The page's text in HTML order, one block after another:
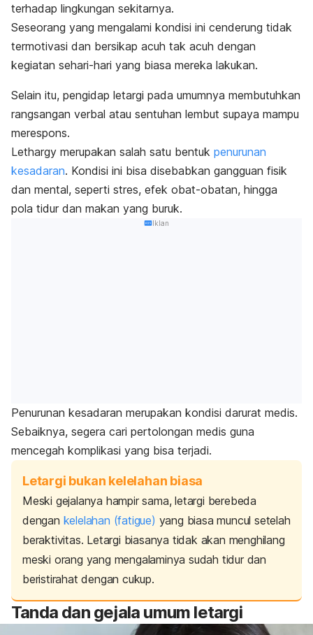
terhadap lingkungan sekitarnya.
Seseorang yang mengalami kondisi ini cenderung tidak
termotivasi dan bersikap acuh tak acuh dengan
kegiatan sehari-hari yang biasa mereka lakukan.
Selain itu, pengidap letargi pada umumnya membutuhkan
rangsangan verbal atau sentuhan lembut supaya mampu
merespons.
Lethargy merupakan salah satu bentuk penurunan
kesadaran. Kondisi ini bisa disebabkan gangguan fisik
dan mental, seperti stres, efek obat-obatan, hingga
pola tidur dan makan yang buruk.
Iklan
Penurunan kesadaran merupakan kondisi darurat medis.
Sebaiknya, segera cari pertolongan medis guna
mencegah komplikasi yang bisa terjadi.
Letargi bukan kelelahan biasa
Meski gejalanya hampir sama, letargi berebeda
dengan kelelahan (fatigue) yang biasa muncul setelah
beraktivitas. Letargi biasanya tidak akan menghilang
meski orang yang mengalaminya sudah tidur dan
beristirahat dengan cukup.
Tanda dan gejala umum letargi